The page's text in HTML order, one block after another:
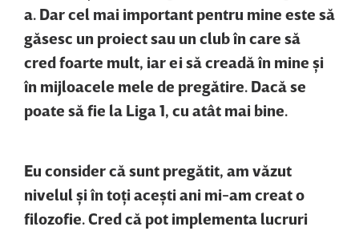
a. Dar cel mai important pentru mine este să
găsesc un proiect sau un club în care să
cred foarte mult, iar ei să creadă în mine şi
în mijloacele mele de pregătire. Dacă se
poate să fie la Liga 1, cu atât mai bine.
Eu consider că sunt pregătit, am văzut
nivelul şi în toţi aceşti ani mi-am creat o
filozofie. Cred că pot implementa lucruri